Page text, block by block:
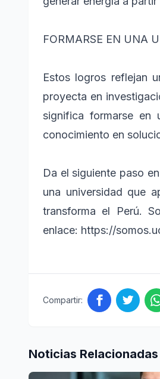
FORMARSE EN UNA
Estos logros reflejan
proyecta en
significa formarse en
conocimiento en
Da el siguiente paso
una universidad que
transforma el Perú.
enlace: https://
Compartir:
Noticias Relacionadas